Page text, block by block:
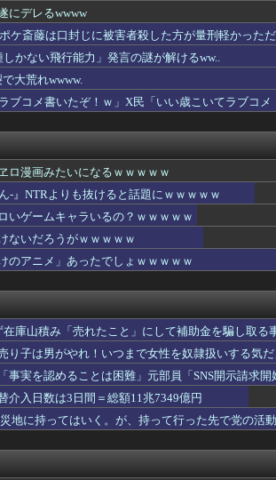
反応）
わ
3.3%減－6月
せた。すると嫁の不倫がトンデモな...
浮
れたこと」にして補助金を騙し取...
お
と思うんだ』→結果
ぶ
動画撮影 54歳無職を再逮捕 動...
保
」が凄すぎる！千客万来の熱狂
ネット「正体隠さなくなったなぁ」...
に賛否もチームのテコ入れ役にう...
な
が見えた。それを兄に話したら「ば...
ベルが高くなってしまうｗｗｗｗ...
」→ファンから心配の声
自殺 ⇒！
不
や！」
破キタ━━(((ﾟ∀ﾟ...
まった」同乗していた県議を含め男...
な
」遺族語る
資
なら公園に行ってくれ（怒」
備に血を大量に取られる
ない。どこにでもあるような店選ぶ...
別のところに注目集まるｗｗｗｗ
ア
ティザームービー公開&反応まとめ...
パ
・
ストーリーがめっちゃ面白い！
にデレるwwww
ケ斎藤は口封じに被害者殺した方が量刑軽かった
かない飛行能力」発言の謎が解けるww..
大荒れwwww.
ブコメ書いたぞ！ｗ」X民「いい歳こいてラブコ
ロ漫画みたいになるｗｗｗｗｗ
-』NTRよりも抜けると話題にｗｗｗｗｗ
いゲームキャラいるの？ｗｗｗｗｗ
ないだろうがｗｗｗｗｗ
のアニメ」あったでしょｗｗｗｗｗ
庫山積み「売れたこと」にして補助金を騙し取る
り子は男がやれ！いつまで女性を奴隷扱いする気だ
事実を認めることは困難」元部員「SNS開示請求
介入日数は3日間＝総額11兆7349億円
地に持ってはいく。が、持って行った先で党の活